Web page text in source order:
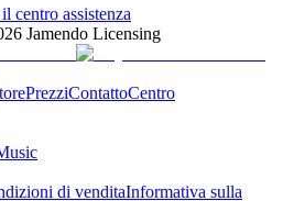
centro assistenza
Jamendo Licensing
PrezziContattoCentro
di venditaInformativa sulla